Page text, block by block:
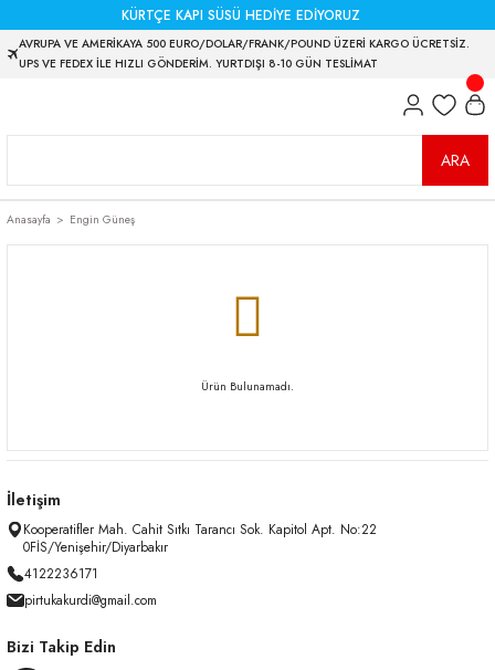
KÜRTÇE KAPI SÜSÜ HEDİYE EDİYORUZ
AVRUPA VE AMERİKAYA 500 EURO/DOLAR/FRANK/POUND ÜZERİ KARGO ÜCRETSİZ.
UPS VE FEDEX İLE HIZLI GÖNDERİM. YURTDIŞI 8-10 GÜN TESLİMAT
ARA
Anasayfa Engin Güneş
Ürün Bulunamadı.
İletişim
Kooperatifler Mah. Cahit Sıtkı Tarancı Sok. Kapitol Apt. No:22
0FİS/Yenişehir/Diyarbakır
4122236171
pirtukakurdi@gmail.com
Bizi Takip Edin